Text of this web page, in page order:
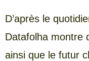
D’après le
Datafolha montre
ainsi que le futur